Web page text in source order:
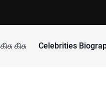
கிசு கிசு Celebrities